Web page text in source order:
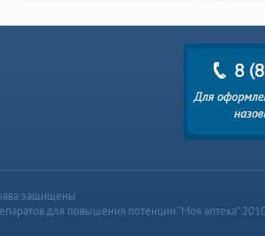
защищены
для повышения потенции “Моя аптека”